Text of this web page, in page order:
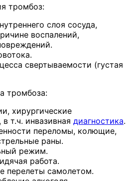
тромбоз:
слоя сосуда,
воспалений,
свертываемости (густая
тромбоза:
хирургические
т.ч. инвазивная диагностика.
переломы, колющие,
раны.
режим.
работа.
перелеты самолетом.